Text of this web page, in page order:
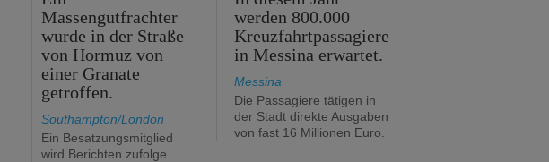
Massengutfrachter
wurde in der Straße
von Hormuz von
einer Granate
getroffen.
Southampton/London
Ein Besatzungsmitglied
wird Berichten zufolge
werden 800.000
Kreuzfahrtpassagiere
in Messina erwartet.
Messina
Die Passagiere tätigen in
der Stadt direkte Ausgaben
von fast 16 Millionen Euro.